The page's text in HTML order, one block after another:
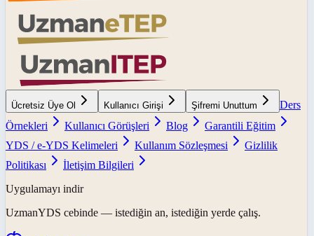
Ücretsiz Üye Ol Kullanıcı Girişi Şifremi Unuttum
Ders
Örnekleri
Kullanıcı Görüşleri Blog
Garantili Eğitim
YDS / e-YDS Kelimeleri
Kullanım Sözleşmesi
Gizlilik
Politikası
İletişim Bilgileri
Uygulamayı indir
UzmanYDS cebinde — istediğin an, istediğin yerde çalış.